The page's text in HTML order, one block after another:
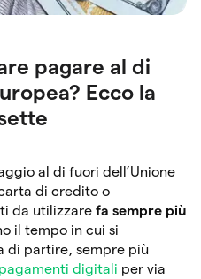
pagare al di
Ecco la
al di fuori dell’Unione
di credito o
da utilizzare fa sempre più
il tempo in cui si
di partire, sempre più
pagamenti digitali per via